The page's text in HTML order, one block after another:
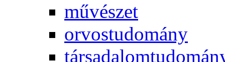
művészet
orvostudomány